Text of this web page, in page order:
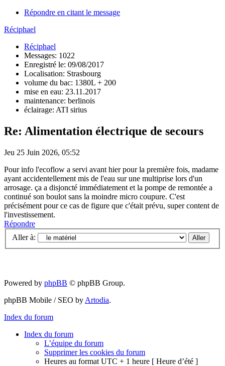
Répondre en citant le message
Réciphael
Réciphael
Messages: 1022
Enregistré le: 09/08/2017
Localisation: Strasbourg
volume du bac: 1380L + 200
mise en eau: 23.11.2017
maintenance: berlinois
éclairage: ATI sirius
Re: Alimentation électrique de secours
Jeu 25 Juin 2026, 05:52
Pour info l'ecoflow a servi avant hier pour la première fois, madame
ayant accidentellement mis de l'eau sur une multiprise lors d'un
arrosage. ça a disjoncté immédiatement et la pompe de remontée a
continué son boulot sans la moindre micro coupure. C'est
précisément pour ce cas de figure que c'était prévu, super content de
l'investissement.
Répondre
Aller à:
Powered by phpBB © phpBB Group.
phpBB Mobile / SEO by Artodia.
Index du forum
Index du forum
L’équipe du forum
Supprimer les cookies du forum
Heures au format UTC + 1 heure [ Heure d’été ]